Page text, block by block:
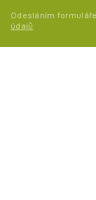
Odesláním
údajů